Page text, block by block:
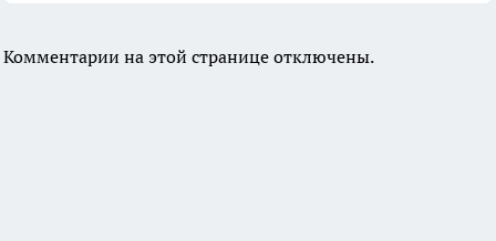
Комментарии на этой странице отключены.